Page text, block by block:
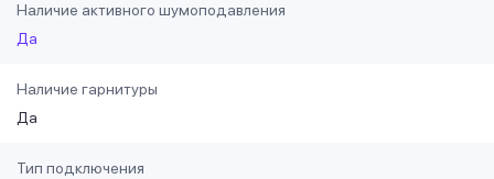
Наличие активного шумоподавления
Да
Наличие гарнитуры
Да
Тип подключения